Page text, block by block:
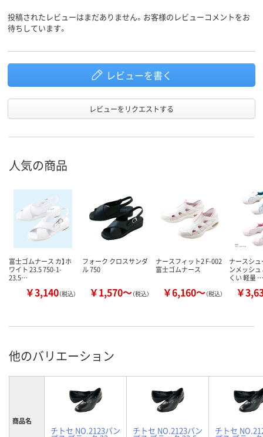
投稿されたレビューはまだありません。お客様のレビューコメントをお
待ちしています。
レビューを書く
レビューをリクエストする
人気の商品
富士ゴムナース カ】ホ
ワイト 23.5 750-1-
23.5…
￥3,140（税込）
フォーク クロスサンダ
ル 750
￥1,570～（税込）
ナースフィット2 F-002
富士ゴムナース
￥6,160～（税込）
ナースシ
ンメッシ
くい 軽量 …
￥
他のバリエーション
商品名
チトセ NO.2123パン チトセ NO.2123パン チトセ